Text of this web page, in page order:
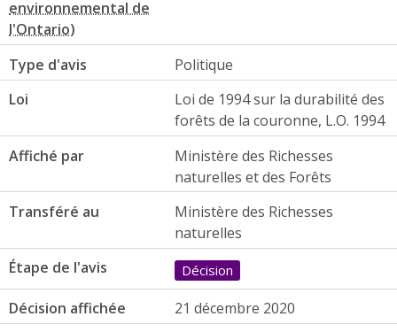
Type d'avis
Politique
Loi
Loi de 1994 sur la durabilité des
forêts de la couronne, L.O. 1994
Affiché par
Ministère des Richesses
naturelles et des Forêts
Transféré au
Ministère des Richesses
naturelles
Étape de l'avis
Décision
Décision affichée
21 décembre 2020